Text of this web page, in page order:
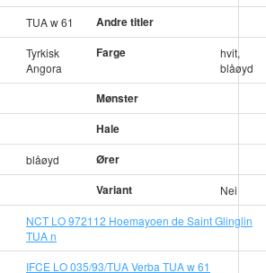
TUA w 61
Andre titler
Tyrkisk
Angora
Farge
hvit,
blåøyd
Mønster
Hale
blåøyd
Ører
Variant Nei
NCT LO 972112 Hoemayoen de Saint Glinglin
TUA n
IFCE LO 035/93/TUA Verba TUA w 61